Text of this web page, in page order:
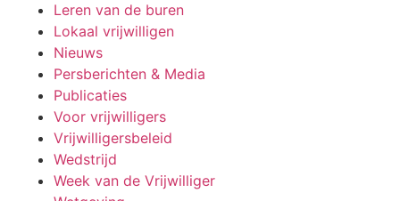
Leren van de buren
Lokaal vrijwilligen
Nieuws
Persberichten & Media
Publicaties
Voor vrijwilligers
Vrijwilligersbeleid
Wedstrijd
Week van de Vrijwilliger